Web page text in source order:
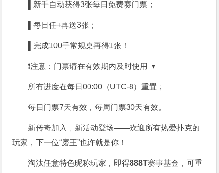
新手自动获得3张每日免费赛门票 ；
▌每日任+再送3张 ；
完成100手常规桌再得1张！
❗注意：门票请在有效期内及时使用 ▼
所有进度在每日00:00（UTC-8）重置；
每日门票7天有效，每周门票30天有效。
新传奇加入，新活动登场——欢迎所有热爱扑克的
玩家，下一位“磨王”也许就是你！
淘汰任意特色昵称玩家，即得888T赛事基金，可重